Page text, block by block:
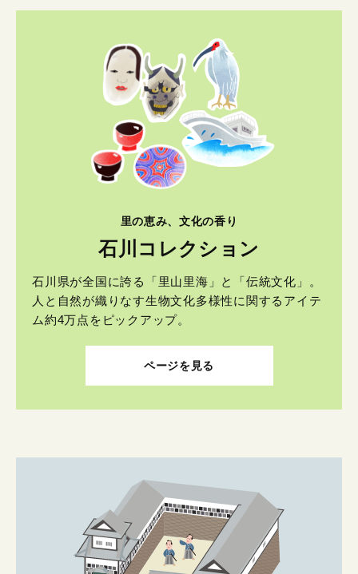
里の恵み、文化の香り
石川コレクション
石川県が全国に誇る「里山里海」と「伝統文化」。
人と自然が織りなす生物文化多様性に関するアイテ
ム約4万点をピックアップ。
ページを見る